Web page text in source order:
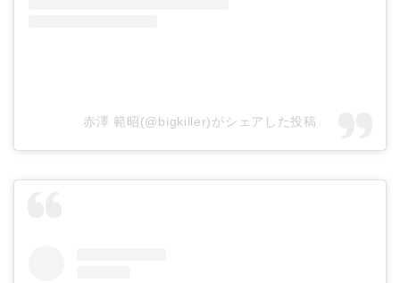
赤澤 範昭(@bigkiller)がシェアした投稿